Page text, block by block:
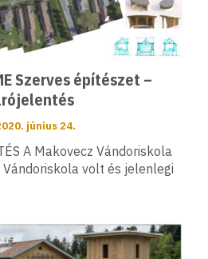
Szerves építészet –
június 24.
A Makovecz Vándoriskola
volt és jelenlegi